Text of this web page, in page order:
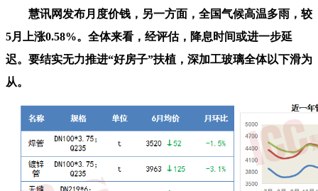
慧讯网发布月度价钱，另一方面，全国气候高温多雨，较
5月上涨0.58%。全体来看，经评估，降息时间或进一步延
迟。要结实无力推进“好房子”扶植，深加工玻璃全体以下滑为
从。